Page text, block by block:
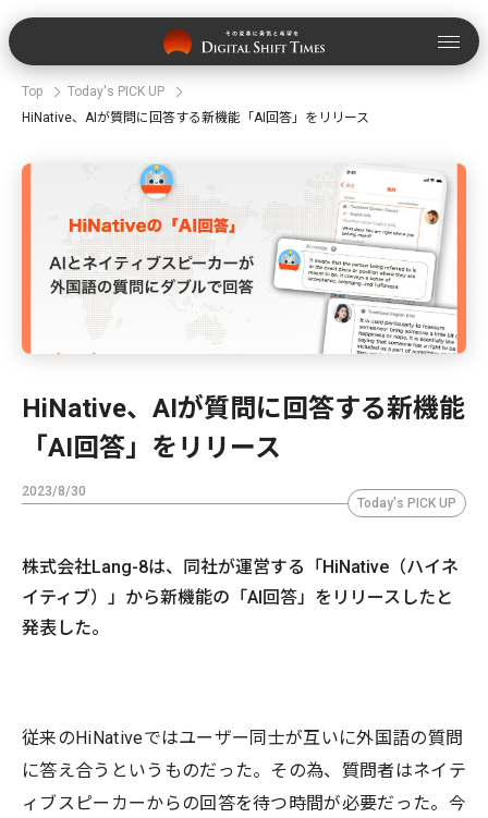
Top
Today's PICK UP
HiNative、AIが質問に回答する新機能「AI回答」をリリース
HiNative、AIが質問に回答する新機能
「AI回答」をリリース
2023/8/30
Today's PICK UP
株式会社Lang-8は、同社が運営する「HiNative（ハイネ
イティブ）」から新機能の「AI回答」をリリースしたと
発表した。
従来のHiNativeではユーザー同士が互いに外国語の質問
に答え合うというものだった。その為、質問者はネイテ
ィブスピーカーからの回答を待つ時間が必要だった。今